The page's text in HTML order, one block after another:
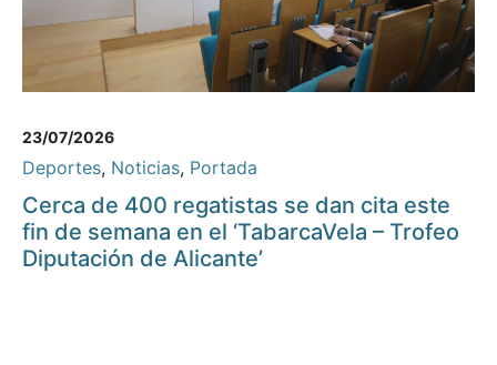
23/07/2026
Deportes, Noticias, Portada
Cerca de 400 regatistas se dan cita este
fin de semana en el ‘TabarcaVela – Trofeo
Diputación de Alicante’